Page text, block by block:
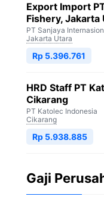
Export Import
Fishery, Jakarta
PT Sanjaya
Jakarta Utara
Rp 5.396.761
HRD Staff PT
Cikarang
PT Katolec Indonesia
Cikarang
Rp 5.938.885
Gaji